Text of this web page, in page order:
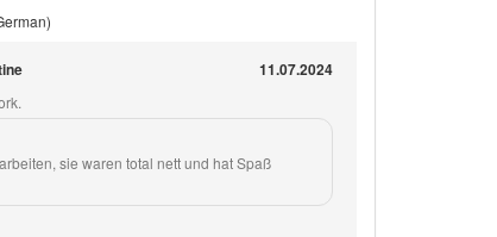
11.07.2024
sie waren total nett und hat Spaß